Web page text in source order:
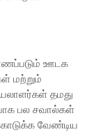
ஊடக
மற்றும்
தமது
பல சவால்கள்
வேண்டிய